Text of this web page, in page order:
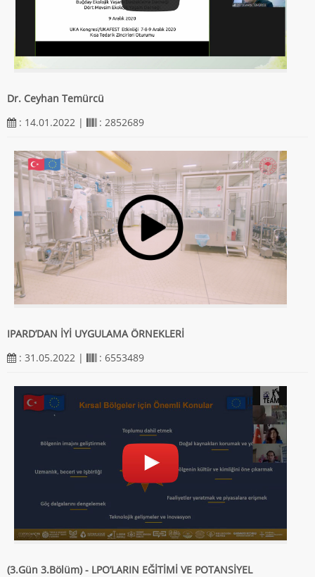
Dr. Ceyhan Temürcü
: 14.01.2022 |
: 2852689
IPARD’DAN İYİ UYGULAMA ÖRNEKLERİ
: 31.05.2022 |
: 6553489
(3.Gün 3.Bölüm) - LPO’LARIN EĞİTİMİ VE POTANSİYEL